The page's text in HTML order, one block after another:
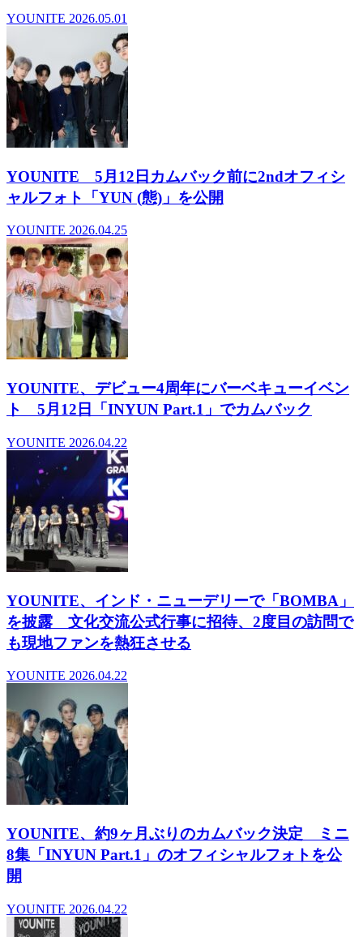
YOUNITE 2026.05.01
YOUNITE 5月12日カムバック前に2ndオフィシ
ャルフォト「YUN (態)」を公開
YOUNITE 2026.04.25
YOUNITE、デビュー4周年にバーベキューイベン
ト 5月12日「INYUN Part.1」でカムバック
YOUNITE 2026.04.22
YOUNITE、インド・ニューデリーで「BOMBA」
を披露 文化交流公式行事に招待、2度目の訪問で
も現地ファンを熱狂させる
YOUNITE 2026.04.22
YOUNITE、約9ヶ月ぶりのカムバック決定 ミニ
8集「INYUN Part.1」のオフィシャルフォトを公
開
YOUNITE 2026.04.22